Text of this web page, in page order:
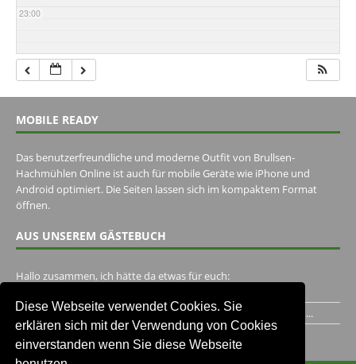
Diese Webseite verwendet Cookies. Sie
erklären sich mit der Verwendung von Cookies
einverstanden wenn Sie diese Webseite
23:00
MOBILE READY
Das benutzerfreundliche und moderne Outfit von Brullsen-
Hachmühlen Online ist auch für mobile Geräte wie iPhone und
Android optimiert. Die Seiten lassen sich im kompaktem Format
öffnen.
AUS UNSEREM GÄSTEBUCH
Hallo zusammen, ich hätte da etwas für euch:
Ich habe ein Jahr im Gasthaus Hugo Pape verbracht..Habe ihn...
Unser Gästebuch besuchen